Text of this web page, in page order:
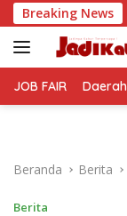
Langsung
ke
konten
Breaking News
HUT ke-81 RI,
JOB FAIR Daerah
Beranda Berita
Berita